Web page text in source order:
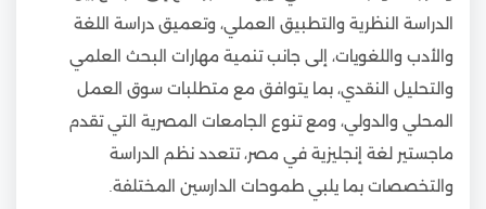
الدراسة النظرية والتطبيق العملي، وتعميق دراسة اللغة
والأدب واللغويات، إلى جانب تنمية مهارات البحث العلمي
والتحليل النقدي، بما يتوافق مع متطلبات سوق العمل
المحلي والدولي، ومع تنوع الجامعات المصرية التي تقدم
ماجستير لغة إنجليزية في مصر، تتعدد نظم الدراسة
والتخصصات بما يلبي طموحات الدارسين المختلفة.